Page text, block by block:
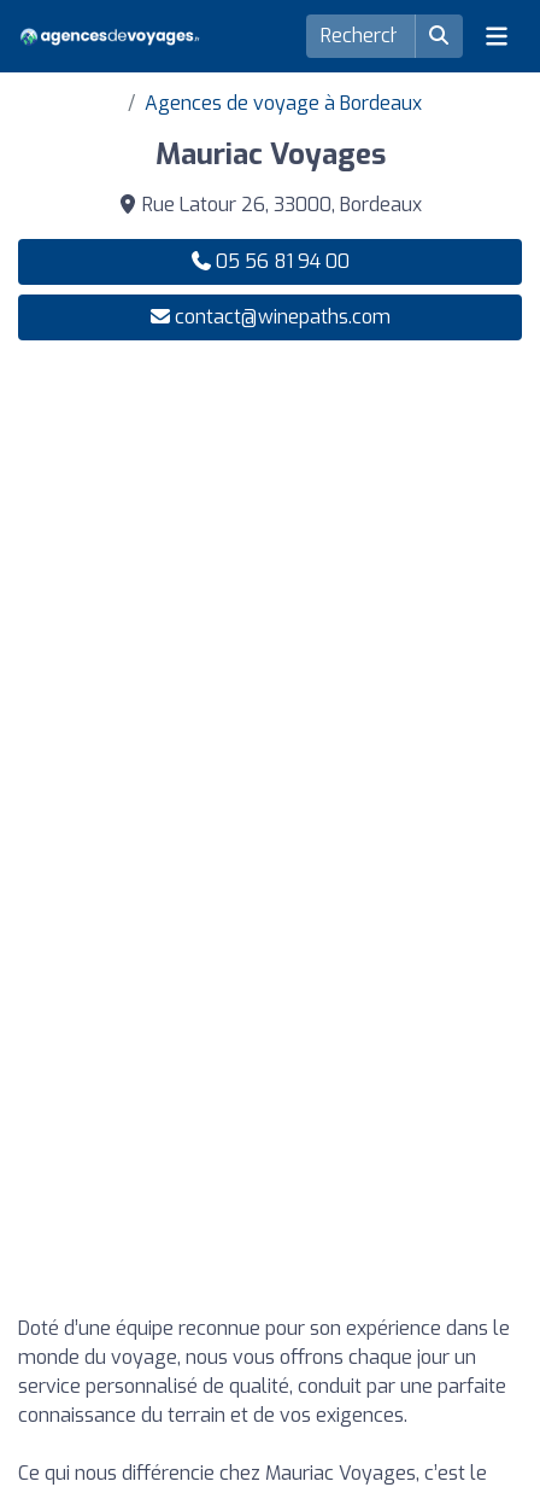
Agences de voyage à Bordeaux
Mauriac Voyages
Rue Latour 26, 33000, Bordeaux
05 56 81 94 00
contact@winepaths.com
Doté d’une équipe reconnue pour son expérience dans le
monde du voyage, nous vous offrons chaque jour un
service personnalisé de qualité, conduit par une parfaite
connaissance du terrain et de vos exigences.
Ce qui nous différencie chez Mauriac Voyages, c’est le